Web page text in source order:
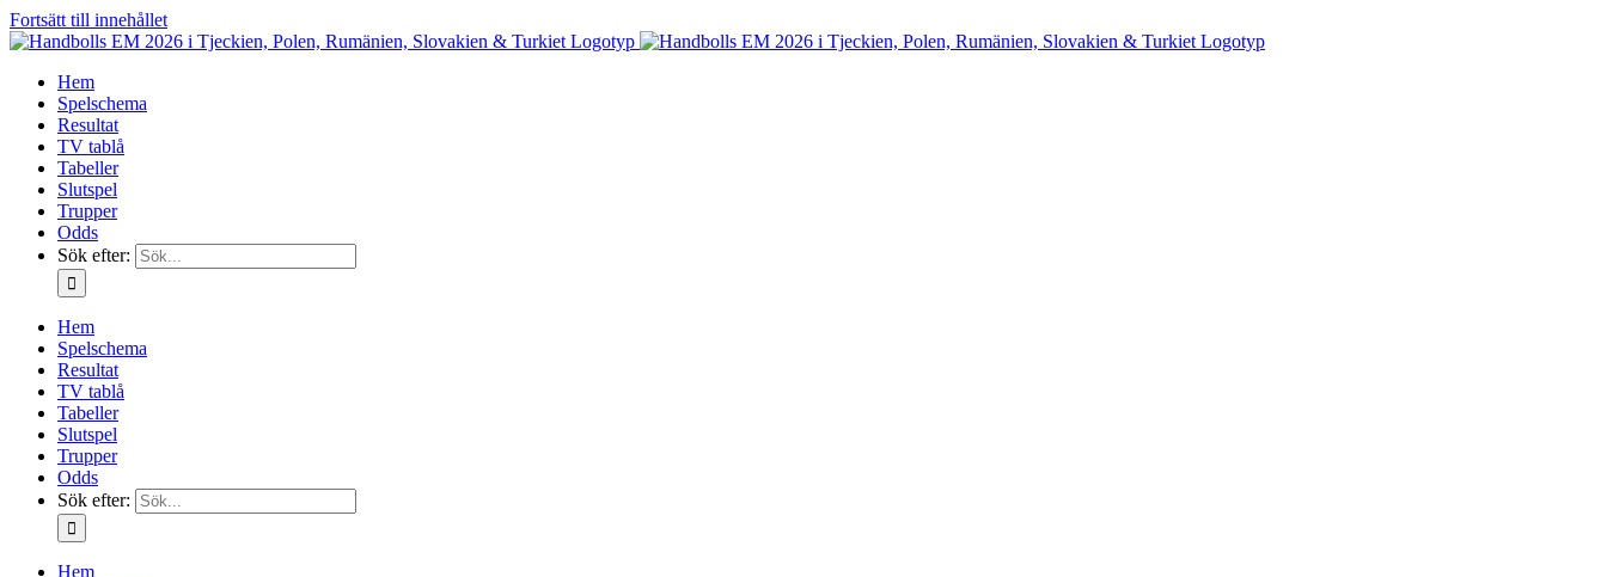
Fortsätt till innehållet
Hem
Spelschema
Resultat
TV tablå
Tabeller
Slutspel
Trupper
Odds
Sök efter:
Hem
Spelschema
Resultat
TV tablå
Tabeller
Slutspel
Trupper
Odds
Sök efter:
Hem